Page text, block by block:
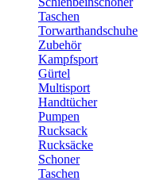
Taschen
Torwarthandschuhe
Zubehör
Kampfsport
Gürtel
Multisport
Handtücher
Pumpen
Rucksack
Rucksäcke
Schoner
Taschen